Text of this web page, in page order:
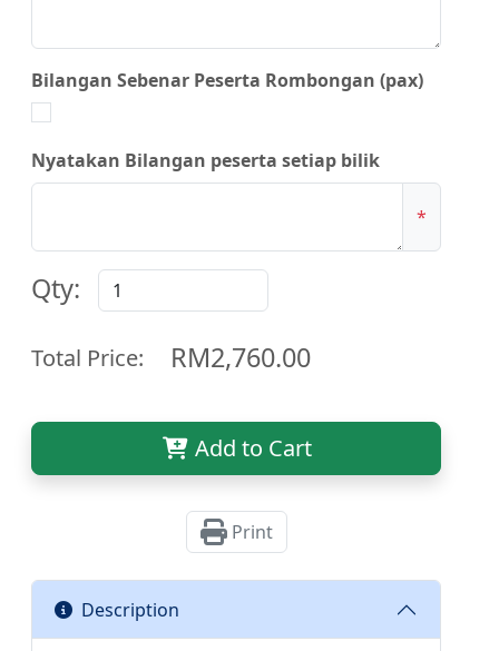
Bilangan Sebenar Peserta Rombongan (pax)
Nyatakan Bilangan peserta setiap bilik
*
Qty:
Total Price: RM2,760.00
Add to Cart
Print
Description